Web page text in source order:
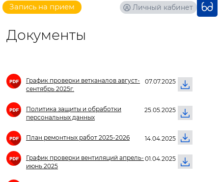
Запись на прием Личный кабинет
Документы
График проверки ветканалов август-
сентябрь 2025г.
07.07.2025
Политика защиты и обработки
персональных данных
25.05.2025
План ремонтных работ 2025-2026 14.04.2025
График проверки вентиляций апрель-
июнь 2025
01.04.2025